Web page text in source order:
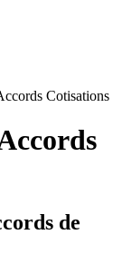
Cotisations
de